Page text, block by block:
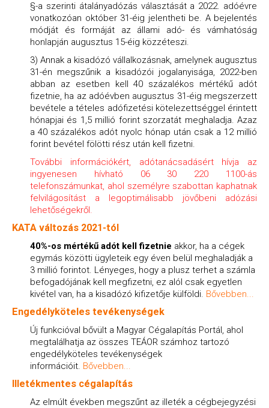
§-a szerinti átalányadózás választását a 2022. adóévre
vonatkozóan október 31-éig jelentheti be. A bejelentés
módját és formáját az állami adó- és vámhatóság
honlapján augusztus 15-éig közzéteszi.
3) Annak a kisadózó vállalkozásnak, amelynek augusztus
31-én megszűnik a kisadózói jogalanyisága, 2022-ben
abban az esetben kell 40 százalékos mértékű adót
fizetnie, ha az adóévben augusztus 31-éig megszerzett
bevétele a tételes adófizetési kötelezettséggel érintett
hónapjai és 1,5 millió forint szorzatát meghaladja. Azaz
a 40 százalékos adót nyolc hónap után csak a 12 millió
forint bevétel fölötti rész után kell fizetni.
További információkért, adótanácsadásért hívja az
ingyenesen hívható 06 30 220 1100-ás
telefonszámunkat, ahol személyre szabottan kaphatnak
felvilágosítást a legoptimálisabb jövőbeni adózási
lehetőségekről.
KATA változás 2021-tól
40%-os mértékű adót kell fizetnie akkor, ha a cégek
egymás közötti ügyleteik egy éven belül meghaladják a
3 millió forintot. Lényeges, hogy a plusz terhet a számla
befogadójának kell megfizetni, ez alól csak egyetlen
kivétel van, ha a kisadózó kifizetője külföldi. Bővebben...
Engedélyköteles tevékenységek
Új funkcióval bővült a Magyar Cégalapítás Portál, ahol
megtalálhatja az összes TEÁOR számhoz tartozó
engedélyköteles tevékenységek
információit. Bővebben...
Illetékmentes cégalapítás
Az elmúlt években megszűnt az illeték a cégbejegyzési